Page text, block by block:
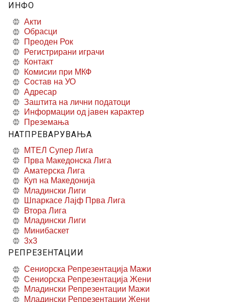
ИНФО
Акти
Обрасци
Преоден Рок
Регистрирани играчи
Контакт
Комисии при МКФ
Состав на УО
Адресар
Заштита на лични податоци
Информации од јавен карактер
Преземања
НАТПРЕВАРУВАЊА
МТЕЛ Супер Лига
Прва Македонска Лига
Аматерска Лига
Куп на Македонија
Младински Лиги
Шпаркасе Лајф Прва Лига
Втора Лига
Младински Лиги
Минибаскет
3x3
РЕПРЕЗЕНТАЦИИ
Сениорска Репрезентација Мажи
Сениорска Репрезентација Жени
Младински Репрезентации Мажи
Младински Репрезентации Жени